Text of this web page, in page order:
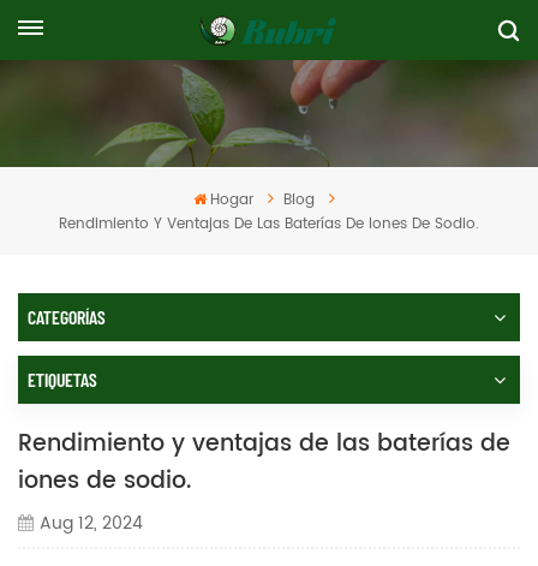
Hogar
Blog
Rendimiento Y Ventajas De Las Baterías De Iones De Sodio.
CATEGORÍAS
ETIQUETAS
Rendimiento y ventajas de las baterías de
iones de sodio.
Aug 12, 2024